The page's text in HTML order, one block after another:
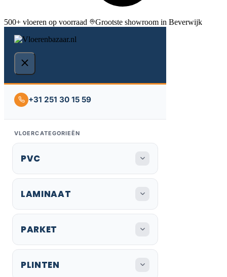
500+ vloeren op voorraad Grootste showroom in Beverwijk
+31 251 30 15 59
VLOERCATEGORIEËN
PVC
LAMINAAT
PARKET
PLINTEN